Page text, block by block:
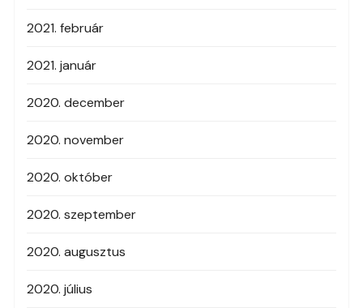
2021. február
2021. január
2020. december
2020. november
2020. október
2020. szeptember
2020. augusztus
2020. július